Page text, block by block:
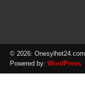
© 2026: Onesylhet24.com
Powered by: WordPress